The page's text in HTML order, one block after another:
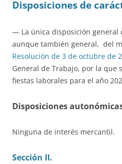
Disposiciones de
— La única disposición general
aunque también general, del
Resolución de 3 de octubre de
General de Trabajo, por la que
fiestas laborales para el año
Disposiciones
Ninguna de interés mercantil.
Sección II.